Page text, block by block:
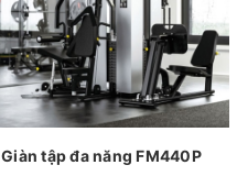
Giàn tập đa năng FM440P